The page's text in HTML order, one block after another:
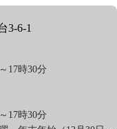
3-6-1
17時30分
17時30分